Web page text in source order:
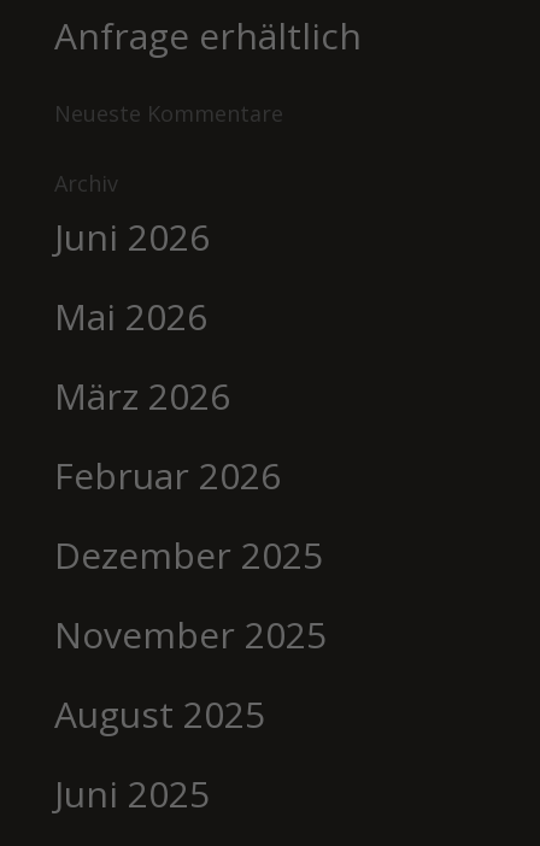
Anfrage erhältlich
Neueste Kommentare
Archiv
Juni 2026
Mai 2026
März 2026
Februar 2026
Dezember 2025
November 2025
August 2025
Juni 2025